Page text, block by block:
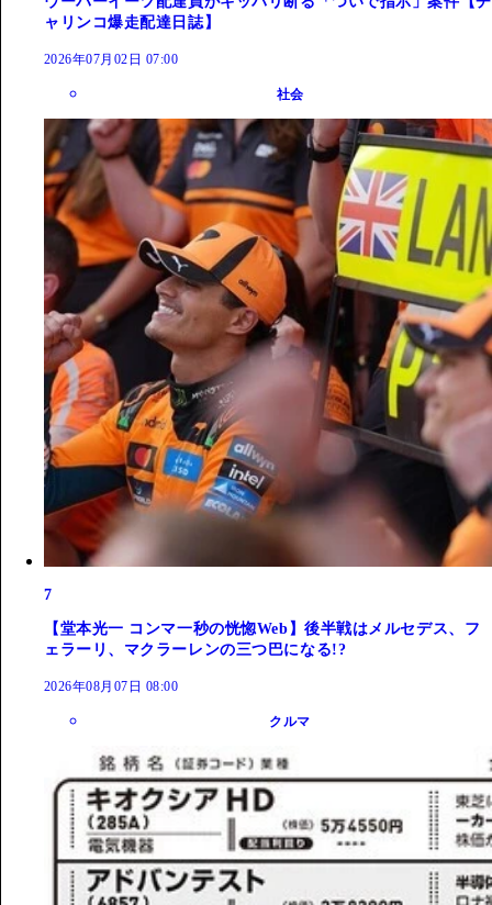
ャリンコ爆走配達日誌】
2026年07月02日 07:00
社会
7
【堂本光一 コンマ一秒の恍惚Web】後半戦はメルセデス、フ
ェラーリ、マクラーレンの三つ巴になる!?
2026年08月07日 08:00
クルマ